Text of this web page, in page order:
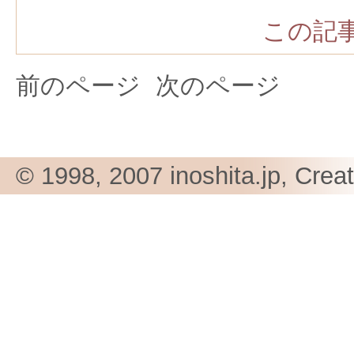
この記
前のページ
次のページ
© 1998, 2007 inoshita.jp,